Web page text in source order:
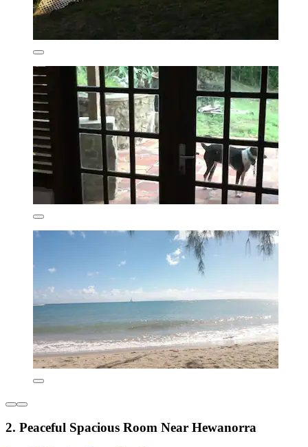
2. Peaceful Spacious Room Near Hewanorra